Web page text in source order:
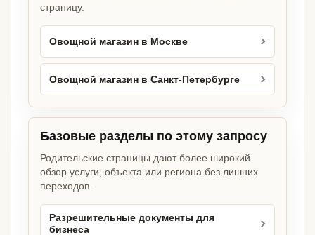
страницу.
Овощной магазин в Москве
Овощной магазин в Санкт-Петербурге
Базовые разделы по этому запросу
Родительские страницы дают более широкий
обзор услуги, объекта или региона без лишних
переходов.
Разрешительные документы для
бизнеса